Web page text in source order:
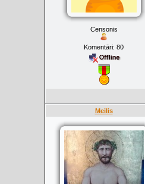
Censonis
Komentāri: 80
Meilis